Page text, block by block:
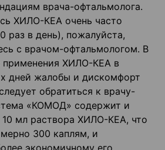
врача-офтальмолога.
ХИЛО-КЕА очень часто
раз в день), пожалуйста,
с врачом-офтальмологом. В
применения ХИЛО-КЕА в
дней жалобы и дискомфорт
обратиться к врачу-
«КОМОД» содержит и
10 мл раствора ХИЛО-КЕА, что
300 каплям, и